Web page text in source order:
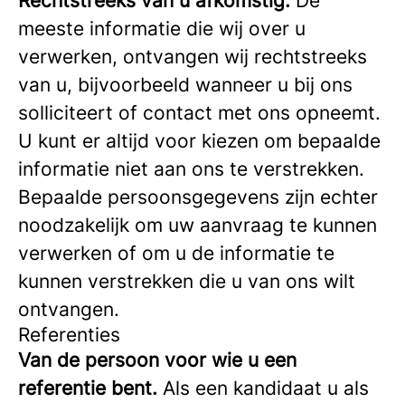
meeste informatie die wij over u
verwerken, ontvangen wij rechtstreeks
van u, bijvoorbeeld wanneer u bij ons
solliciteert of contact met ons opneemt.
U kunt er altijd voor kiezen om bepaalde
informatie niet aan ons te verstrekken.
Bepaalde persoonsgegevens zijn echter
noodzakelijk om uw aanvraag te kunnen
verwerken of om u de informatie te
kunnen verstrekken die u van ons wilt
ontvangen.
Referenties
Van de persoon voor wie u een
referentie bent. Als een kandidaat u als